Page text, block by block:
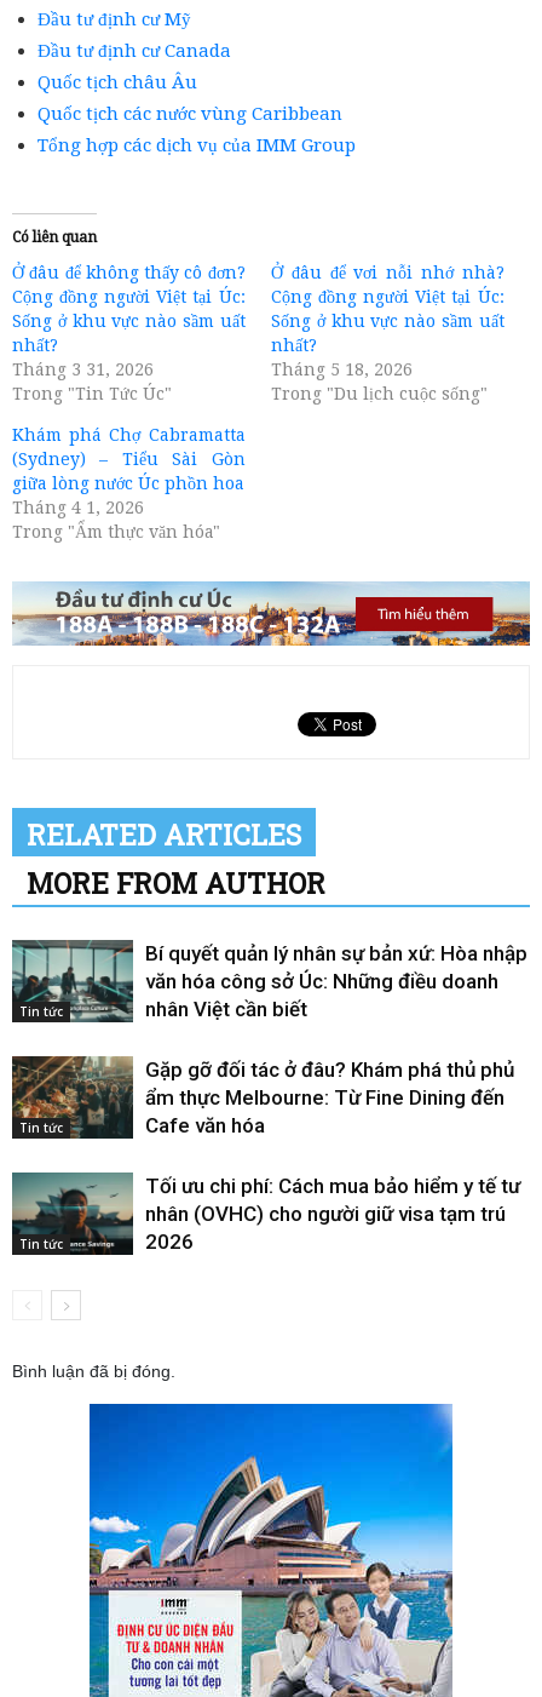
Đầu tư định cư Mỹ
Đầu tư định cư Canada
Quốc tịch châu Âu
Quốc tịch các nước vùng Caribbean
Tổng hợp các dịch vụ của IMM Group
Có liên quan
Ở đâu để không thấy cô đơn?
Cộng đồng người Việt tại Úc:
Sống ở khu vực nào sầm uất
nhất?
Tháng 3 31, 2026
Trong "Tin Tức Úc"
Ở đâu để vơi nỗi nhớ nhà?
Cộng đồng người Việt tại Úc:
Sống ở khu vực nào sầm uất
nhất?
Tháng 5 18, 2026
Trong "Du lịch cuộc sống"
Khám phá Chợ Cabramatta
(Sydney) – Tiểu Sài Gòn
giữa lòng nước Úc phồn hoa
Tháng 4 1, 2026
Trong "Ẩm thực văn hóa"
RELATED ARTICLES
MORE FROM AUTHOR
Tin tức
Bí quyết quản lý nhân sự bản xứ: Hòa nhập
văn hóa công sở Úc: Những điều doanh
nhân Việt cần biết
Tin tức
Gặp gỡ đối tác ở đâu? Khám phá thủ phủ
ẩm thực Melbourne: Từ Fine Dining đến
Cafe văn hóa
Tin tức
Tối ưu chi phí: Cách mua bảo hiểm y tế tư
nhân (OVHC) cho người giữ visa tạm trú
2026
Bình luận đã bị đóng.